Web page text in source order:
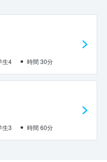
生4 時間 30分
生3 時間 60分